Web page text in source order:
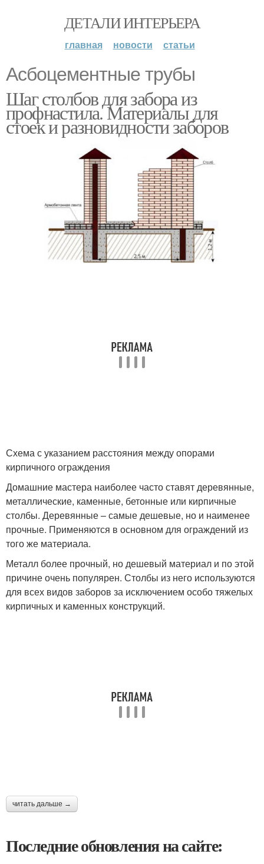
ДЕТАЛИ ИНТЕРЬЕРА
главная новости статьи
Асбоцементные трубы
Шаг столбов для забора из
профнастила. Материалы для
стоек и разновидности заборов
Схема с указанием расстояния между опорами
кирпичного ограждения
Домашние мастера наиболее часто ставят деревянные,
металлические, каменные, бетонные или кирпичные
столбы. Деревянные – самые дешевые, но и наименее
прочные. Применяются в основном для ограждений из
того же материала.
Металл более прочный, но дешевый материал и по этой
причине очень популярен. Столбы из него используются
для всех видов заборов за исключением особо тяжелых
кирпичных и каменных конструкций.
читать дальше →
Последние обновления на сайте: